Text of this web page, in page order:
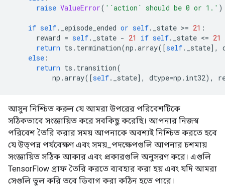
raise ValueError( '`action` should be 0 or 1.' )
if self. _episode_ended or self. _state >= 21 :
reward = self. _state - 21 if self. _state <= 21
return ts . termination(np .array([self. _state],
else :
return ts . transition(
np .array([self. _state], dtype=np . int32),
আসুন নিশ্চিত করুন যে আমরা উপরের পরিবেশটিকে
সঠিকভাবে সংজ্ঞায়িত করে সবকিছু করেছি। আপনার নিজস্ব
পরিবেশ তৈরি করার সময় আপনাকে অবশ্যই নিশ্চিত করতে হবে
যে উত্পন্ন পর্যবেক্ষণ এবং সময়_পদক্ষেপগুলি আপনার চশমায়
সংজ্ঞায়িত সঠিক আকার এবং প্রকারগুলি অনুসরণ করে। এগুলি
TensorFlow গ্রাফ তৈরি করতে ব্যবহার করা হয় এবং যদি আমরা
সেগুলি ভুল করি তবে ডিবাগ করা কঠিন হতে পারে।